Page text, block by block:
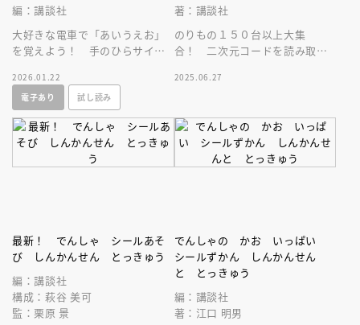
編：講談社
大好きな電車で「あいうえお」
を覚えよう！ 手のひらサイズ
♪ 新幹線・特急、普通列車や
観光列車も！
2026.01.22
電子あり
試し読み
著：講談社
のりもの１５０台以上大集
合！ 二次元コードを読み取る
聞ける！
2025.06.27
最新！ でんしゃ シールあそ
び しんかんせん とっきゅう
編：講談社
構成：萩谷 美可
監：栗原 景
でんしゃの かお いっぱい
シールずかん しんかんせん
と とっきゅう
編：講談社
著：江口 明男